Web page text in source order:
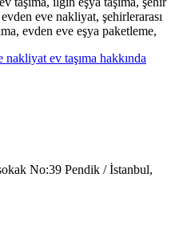
eve nakliyat, şehirlerarası
evden eve eşya paketleme,
ev taşıma hakkında
No:39 Pendik / İstanbul,